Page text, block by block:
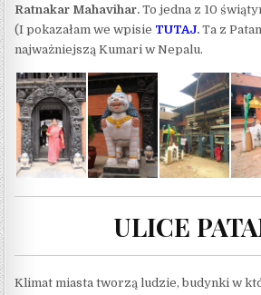
Ratnakar Mahavihar.To jedna z 10
(I pokazałam we wpisie TUTAJ.Ta z
najważniejszą Kumari w Nepalu.
ULICE
Klimat miasta tworzą ludzie, budynki w